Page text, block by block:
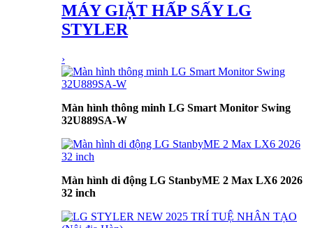
MÁY GIẶT HẤP SẤY LG
STYLER
›
Màn hình thông minh LG Smart Monitor Swing
32U889SA-W
Màn hình di động LG StanbyME 2 Max LX6 2026
32 inch